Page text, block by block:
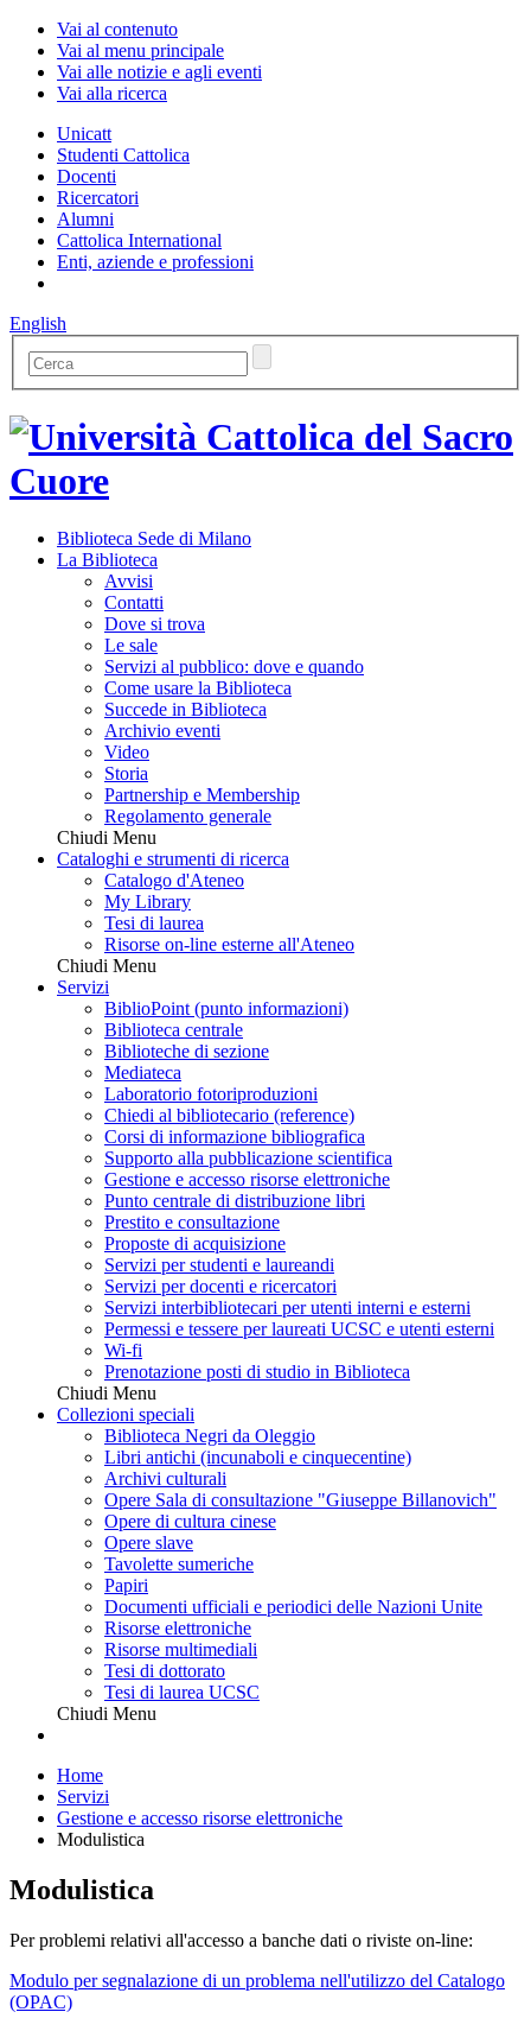
Vai al contenuto
Vai al menu principale
Vai alle notizie e agli eventi
Vai alla ricerca
Unicatt
Studenti Cattolica
Docenti
Ricercatori
Alumni
Cattolica International
Enti, aziende e professioni
English
Biblioteca Sede di Milano
La Biblioteca
Avvisi
Contatti
Dove si trova
Le sale
Servizi al pubblico: dove e quando
Come usare la Biblioteca
Succede in Biblioteca
Archivio eventi
Video
Storia
Partnership e Membership
Regolamento generale
Chiudi Menu
Cataloghi e strumenti di ricerca
Catalogo d'Ateneo
My Library
Tesi di laurea
Risorse on-line esterne all'Ateneo
Chiudi Menu
Servizi
BiblioPoint (punto informazioni)
Biblioteca centrale
Biblioteche di sezione
Mediateca
Laboratorio fotoriproduzioni
Chiedi al bibliotecario (reference)
Corsi di informazione bibliografica
Supporto alla pubblicazione scientifica
Gestione e accesso risorse elettroniche
Punto centrale di distribuzione libri
Prestito e consultazione
Proposte di acquisizione
Servizi per studenti e laureandi
Servizi per docenti e ricercatori
Servizi interbibliotecari per utenti interni e esterni
Permessi e tessere per laureati UCSC e utenti esterni
Wi-fi
Prenotazione posti di studio in Biblioteca
Chiudi Menu
Collezioni speciali
Biblioteca Negri da Oleggio
Libri antichi (incunaboli e cinquecentine)
Archivi culturali
Opere Sala di consultazione "Giuseppe Billanovich"
Opere di cultura cinese
Opere slave
Tavolette sumeriche
Papiri
Documenti ufficiali e periodici delle Nazioni Unite
Risorse elettroniche
Risorse multimediali
Tesi di dottorato
Tesi di laurea UCSC
Chiudi Menu
Home
Servizi
Gestione e accesso risorse elettroniche
Modulistica
Modulistica
Per problemi relativi all'accesso a banche dati o riviste on-line:
Modulo per segnalazione di un problema nell'utilizzo del Catalogo
(OPAC)